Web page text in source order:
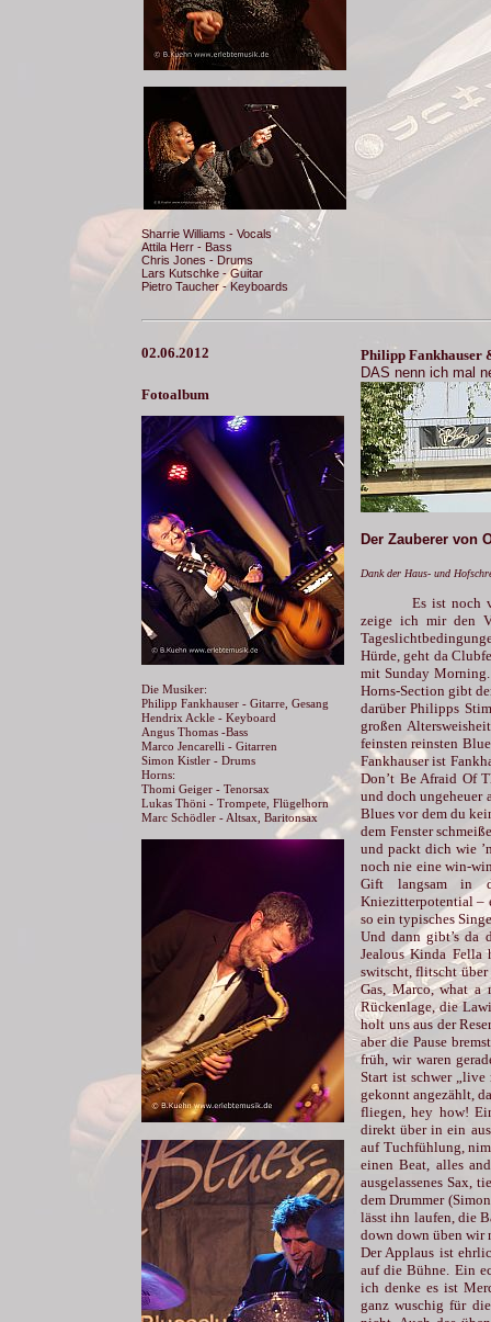
Sharrie Williams - Vocals
Attila Herr - Bass
Chris Jones - Drums
Lars Kutschke - Guitar
Pietro Taucher - Keyboards
02.06.2012
Fotoalbum
Die Musiker:
Philipp Fankhauser - Gitarre, Gesang
Hendrix Ackle - Keyboard
Angus Thomas -Bass
Marco Jencarelli - Gitarren
Simon Kistler - Drums
Horns:
Thomi Geiger - Tenorsax
Lukas Thöni - Trompete, Flügelhorn
Marc Schödler - Altsax, Baritonsax
Philipp Fankhauser
DAS nenn ic h mal n
Der Zauberer von
Dank der Haus- und
Es ist noch
zeige ich mir den
Hürde, geht da
mit Sunday Morning.
Horns-Section gibt
darüber Philipps
großen
feinsten reinsten
Fankhauser ist
Don’t Be Afraid Of
und doch ungeheuer
Blues vor dem du
dem Fenster
und packt dich wie
noch nie eine win-
Gift langsam in
Kniezitterpotential –
so ein typisches
Und dann gibt’s da
Jealous Kinda Fella
switscht, flitscht
Gas, Marco, what a
Rückenlage, die
holt uns aus der
aber die Pause
früh, wir waren
Start ist schwer „live
gekonnt angezählt,
fliegen, hey how!
direkt über in ein
auf Tuchfühlung,
einen Beat, alles
ausgelassenes Sax,
dem Drummer
lässt ihn laufen, die
down down üben wir
Der Applaus ist
auf die Bühne. Ein
ich denke es ist
ganz wuschig für